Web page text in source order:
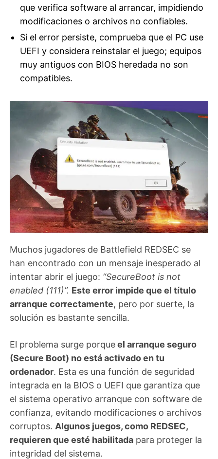
que verifica software al arrancar, impidiendo
modificaciones o archivos no confiables.
Si el error persiste, comprueba que el PC use
UEFI y considera reinstalar el juego; equipos
muy antiguos con BIOS heredada no son
compatibles.
Muchos jugadores de Battlefield REDSEC se
han encontrado con un mensaje inesperado al
intentar abrir el juego: “SecureBoot is not
enabled (111)”. Este error impide que el título
arranque correctamente, pero por suerte, la
solución es bastante sencilla.
El problema surge porqueel arranque seguro
(Secure Boot) no está activado en tu
ordenador. Esta es una función de seguridad
integrada en la BIOS o UEFI que garantiza que
el sistema operativo arranque con software de
confianza, evitando modificaciones o archivos
corruptos. Algunos juegos, como REDSEC,
requieren que esté habilitada para proteger la
integridad del sistema.